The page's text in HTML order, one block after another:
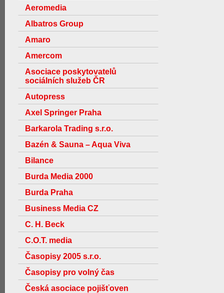
Aeromedia
Albatros Group
Amaro
Amercom
Asociace poskytovatelů
sociálních služeb ČR
Autopress
Axel Springer Praha
Barkarola Trading s.r.o.
Bazén & Sauna – Aqua Viva
Bilance
Burda Media 2000
Burda Praha
Business Media CZ
C. H. Beck
C.O.T. media
Časopisy 2005 s.r.o.
Časopisy pro volný čas
Česká asociace pojišťoven